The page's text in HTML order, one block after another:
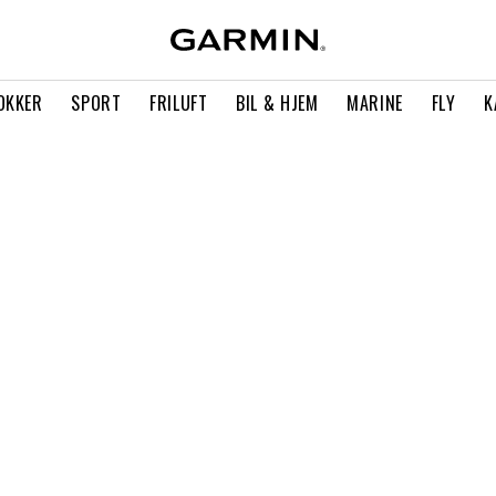
SPORT FRILUFT BIL & HJEM MARINE FLY